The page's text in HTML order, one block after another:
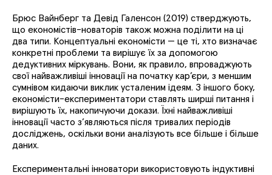
Брюс Вайнберг та Девід Галенсон (2019) стверджують,
що економістів-новаторів також можна поділити на ці
два типи. Концептуальні економісти — це ті, хто визначає
конкретні проблеми та вирішує їх за допомогою
дедуктивних міркувань. Вони, як правило, впроваджують
свої найважливіші інновації на початку кар’єри, з меншим
сумнівом кидаючи виклик усталеним ідеям. З іншого боку,
економісти-експериментатори ставлять ширші питання і
вирішують їх, накопичуючи докази. Їхні найважливіші
інновації часто з’являються після тривалих періодів
досліджень, оскільки вони аналізують все більше і більше
даних.
Експериментальні інноватори використовують індуктивні